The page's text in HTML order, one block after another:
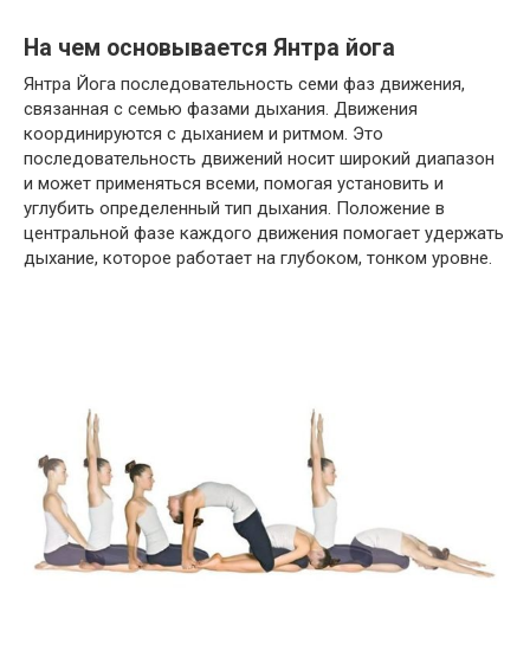
На чем основывается Янтра йога
Янтра Йога последовательность семи фаз движения,
связанная с семью фазами дыхания. Движения
координируются с дыханием и ритмом. Это
последовательность движений носит широкий диапазон
и может применяться всеми, помогая установить и
углубить определенный тип дыхания. Положение в
центральной фазе каждого движения помогает удержать
дыхание, которое работает на глубоком, тонком уровне.